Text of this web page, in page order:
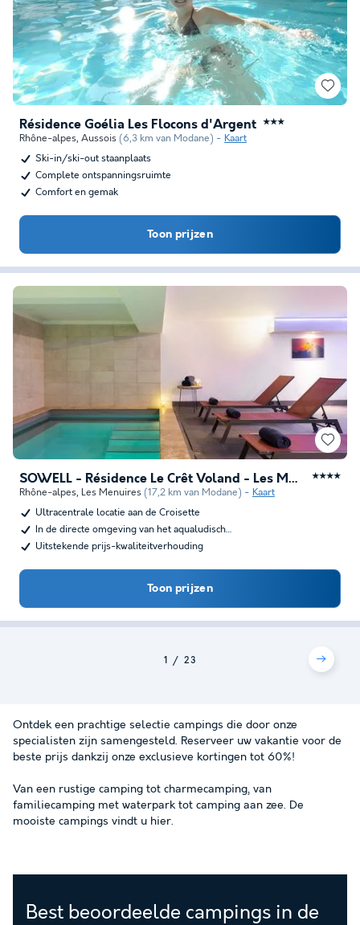
Résidence Goélia Les Flocons d'Argent ★★★
Rhône-alpes, Aussois (6,3 km van Modane)
Kaart
Ski-in/ski-out staanplaats
Complete ontspanningsruimte
Comfort en gemak
Toon prijzen
SOWELL - Résidence Le Crêt Voland - Les Ménuires ★★★★
Rhône-alpes, Les Menuires (17,2 km van Modane)
Kaart
Ultracentrale locatie aan de Croisette
In de directe omgeving van het aqualudisch…
Uitstekende prijs-kwaliteitverhouding
Toon prijzen
1 23
Ontdek een prachtige selectie campings die door onze
specialisten zijn samengesteld. Reserveer uw vakantie voor de
beste prijs dankzij onze exclusieve kortingen tot 60%!
Van een rustige camping tot charmecamping, van
familiecamping met waterpark tot camping aan zee. De
mooiste campings vindt u hier.
Best beoordeelde campings in de